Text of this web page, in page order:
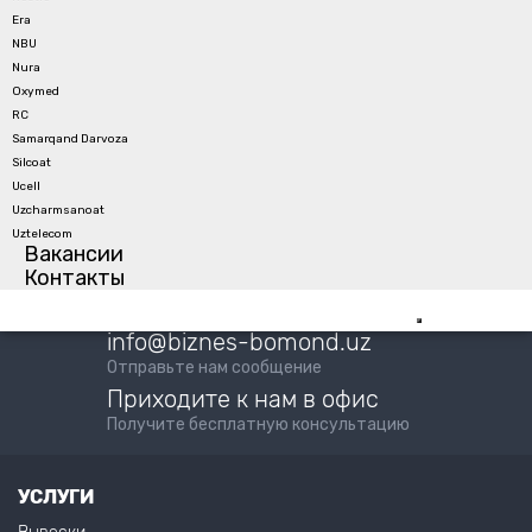
Era
NBU
Nura
Oxymed
RC
Samarqand Darvoza
Silcoat
Ucell
Uzcharmsanoat
Uztelecom
Вакансии
Контакты
Готовы заказать наши услуги?
+(998) 55 500 77 55
info@biznes-bomond.uz
Отправьте нам сообщение
Приходите к нам в офис
Получите бесплатную консультацию
УСЛУГИ